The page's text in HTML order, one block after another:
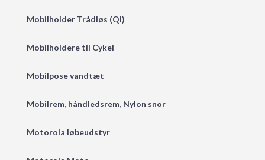
Mobilholder Trådløs (QI)
Mobilholdere til Cykel
Mobilpose vandtæt
Mobilrem, håndledsrem, Nylon snor
Motorola løbeudstyr